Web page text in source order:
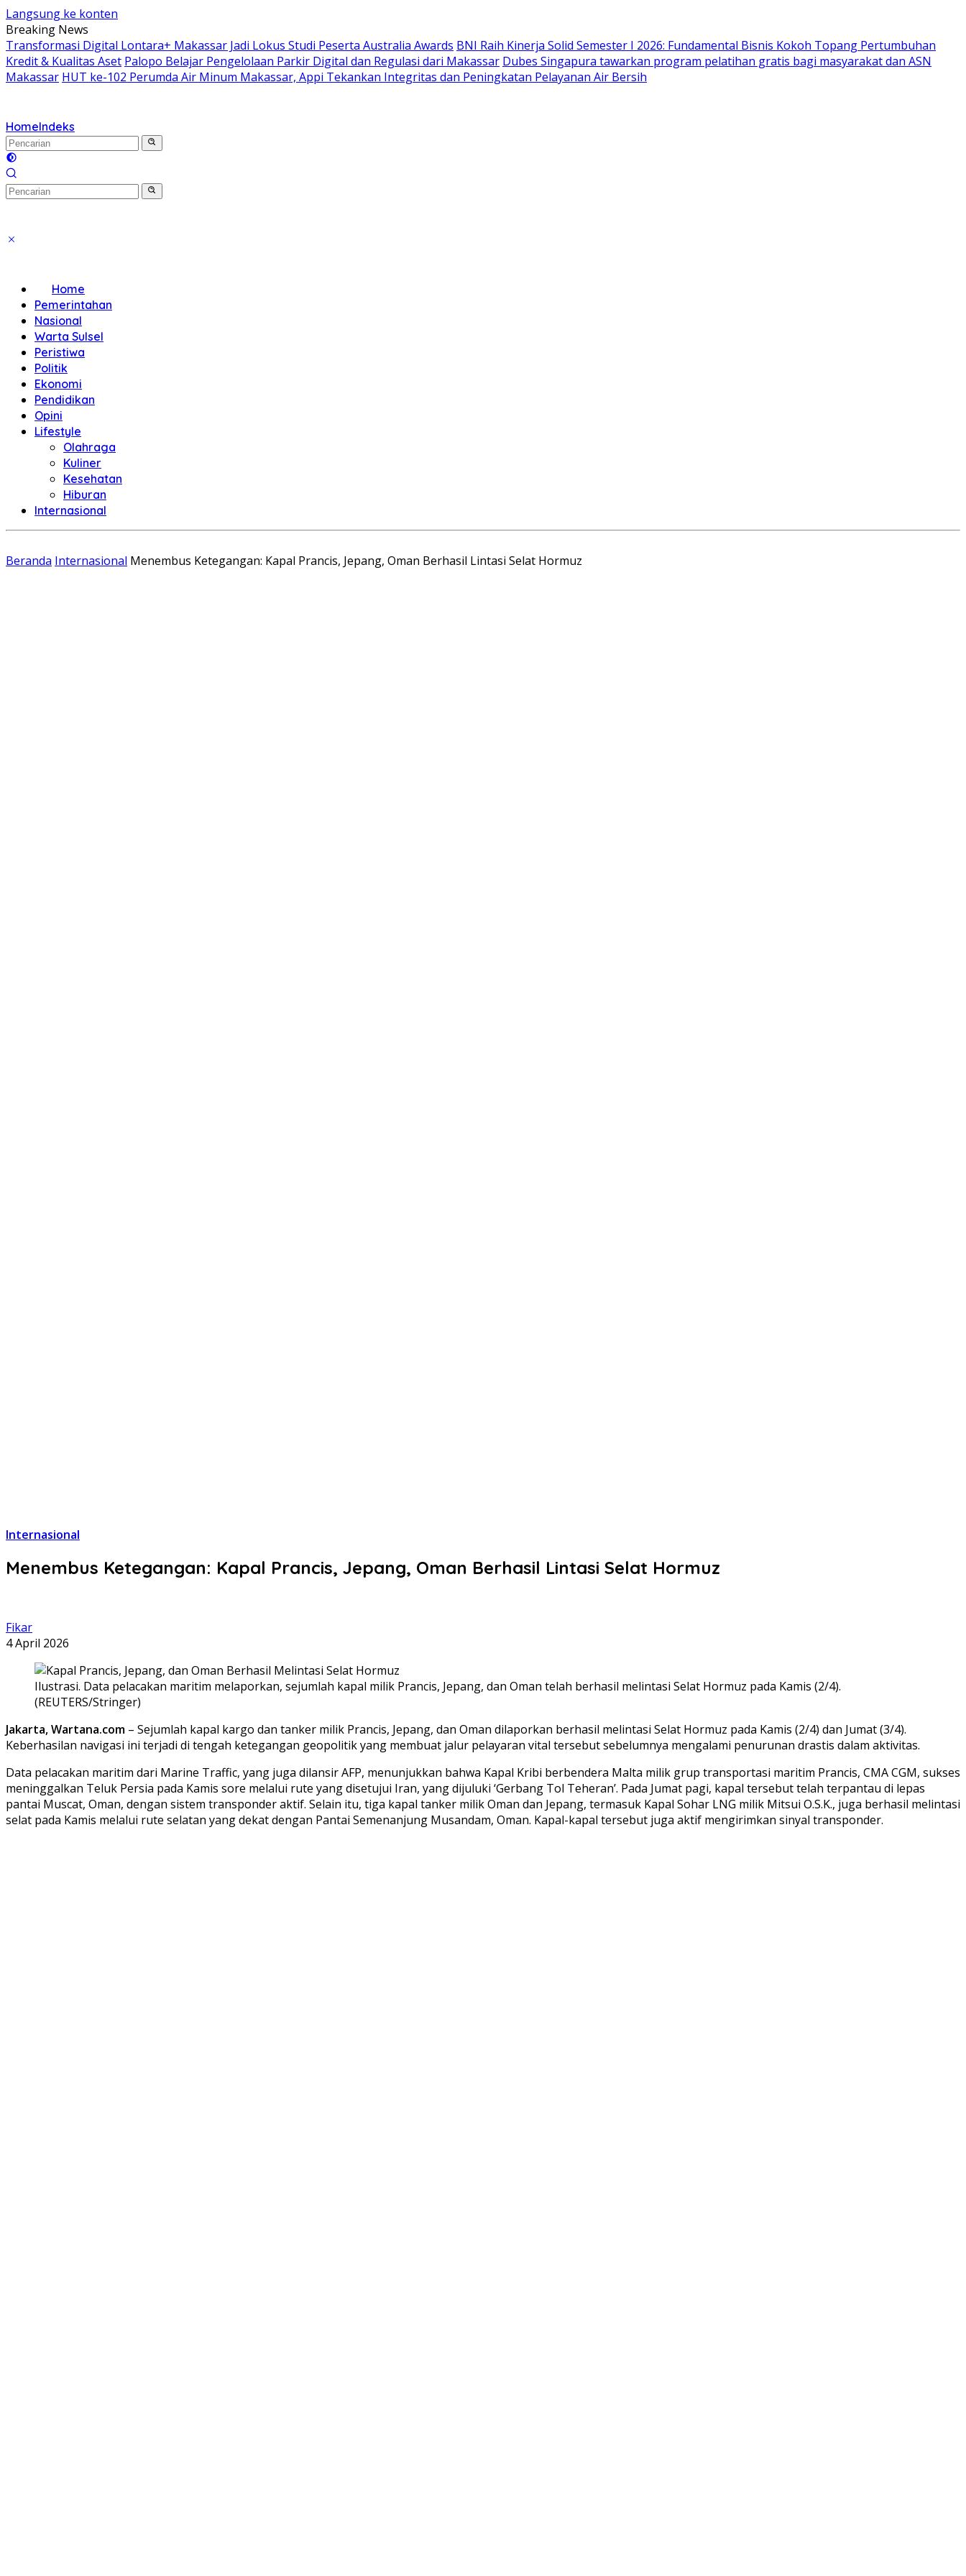
Langsung ke konten
Breaking News
Transformasi Digital Lontara+ Makassar Jadi Lokus Studi Peserta Australia Awards BNI Raih Kinerja Solid Semester I 2026: Fundamental Bisnis Kokoh Topang Pertumbuhan
Kredit & Kualitas Aset Palopo Belajar Pengelolaan Parkir Digital dan Regulasi dari Makassar Dubes Singapura tawarkan program pelatihan gratis bagi masyarakat dan ASN
Makassar HUT ke-102 Perumda Air Minum Makassar, Appi Tekankan Integritas dan Peningkatan Pelayanan Air Bersih
HomeIndeks
Home
Pemerintahan
Nasional
Warta Sulsel
Peristiwa
Politik
Ekonomi
Pendidikan
Opini
Lifestyle
Olahraga
Kuliner
Kesehatan
Hiburan
Internasional
Beranda Internasional Menembus Ketegangan: Kapal Prancis, Jepang, Oman Berhasil Lintasi Selat Hormuz
Internasional
Menembus Ketegangan: Kapal Prancis, Jepang, Oman Berhasil Lintasi Selat Hormuz
Fikar
4 April 2026
Ilustrasi. Data pelacakan maritim melaporkan, sejumlah kapal milik Prancis, Jepang, dan Oman telah berhasil melintasi Selat Hormuz pada Kamis (2/4).
(REUTERS/Stringer)
Jakarta, Wartana.com – Sejumlah kapal kargo dan tanker milik Prancis, Jepang, dan Oman dilaporkan berhasil melintasi Selat Hormuz pada Kamis (2/4) dan Jumat (3/4).
Keberhasilan navigasi ini terjadi di tengah ketegangan geopolitik yang membuat jalur pelayaran vital tersebut sebelumnya mengalami penurunan drastis dalam aktivitas.
Data pelacakan maritim dari Marine Traffic, yang juga dilansir AFP, menunjukkan bahwa Kapal Kribi berbendera Malta milik grup transportasi maritim Prancis, CMA CGM, sukses
meninggalkan Teluk Persia pada Kamis sore melalui rute yang disetujui Iran, yang dijuluki ‘Gerbang Tol Teheran’. Pada Jumat pagi, kapal tersebut telah terpantau di lepas
pantai Muscat, Oman, dengan sistem transponder aktif. Selain itu, tiga kapal tanker milik Oman dan Jepang, termasuk Kapal Sohar LNG milik Mitsui O.S.K., juga berhasil melintasi
selat pada Kamis melalui rute selatan yang dekat dengan Pantai Semenanjung Musandam, Oman. Kapal-kapal tersebut juga aktif mengirimkan sinyal transponder.